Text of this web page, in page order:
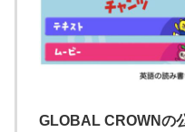
GLOBAL CROWNの